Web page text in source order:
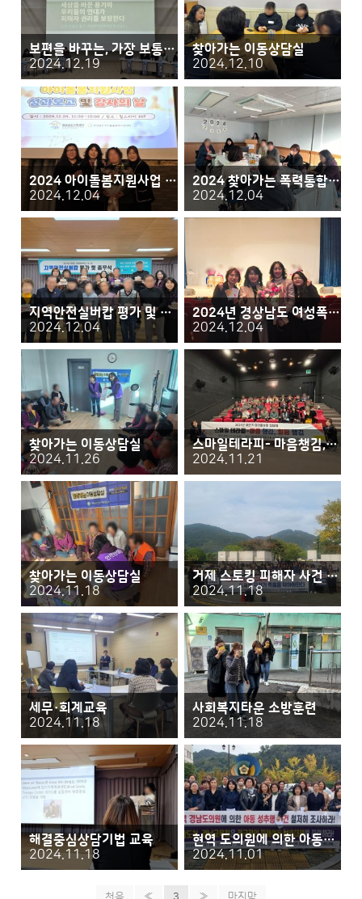
보편을 바꾸는, 가장 보통의 경험
2024.12.19
찾아가는 이동상담실
2024.12.10
2024 아이돌봄지원사업 성과보고 및 감사의 날
2024.12.04
2024 찾아가는 폭력통합예방교육 평가회의
2024.12.04
지역안전실버캅 평가 및 종무식
2024.12.04
2024년 경상남도 여성폭력추방주간 기념행사 도지사 표창 수상
2024.12.04
찾아가는 이동상담실
2024.11.26
스마일테라피- 마음챙김, 힐링챙김
2024.11.21
찾아가는 이동상담실
2024.11.18
거제 스토킹 피해자 사건 기자회견
2024.11.18
세무·회계교육
2024.11.18
사회복지타운 소방훈련
2024.11.18
해결중심상담기법 교육
2024.11.18
현역 도의원에 의한 아동성추행 사건 연대 기자회견
2024.11.01
처음 « 3 » 마지막